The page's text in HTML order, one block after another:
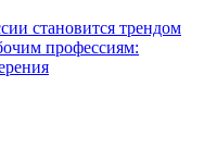
становится трендом
профессиям: